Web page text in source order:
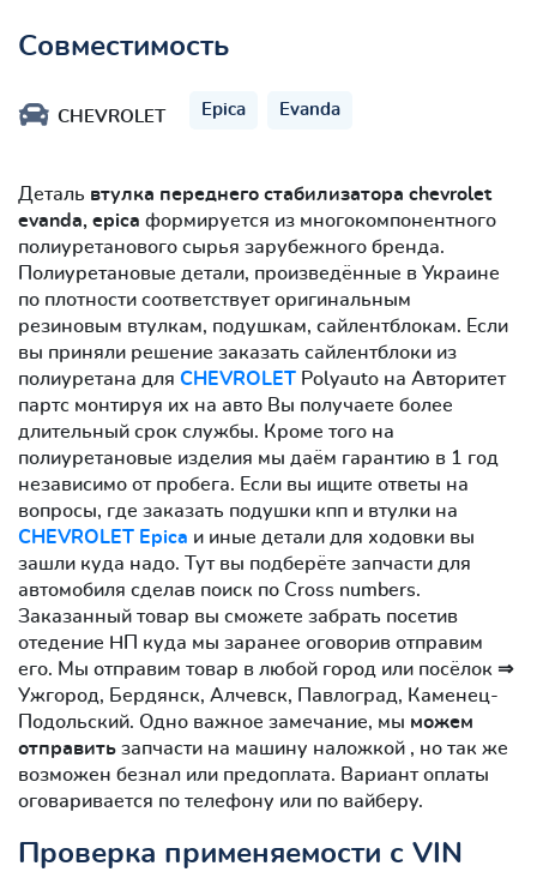
Совместимость
CHEVROLET Epica Evanda
Деталь втулка переднего стабилизатора chevrolet
evanda, epica формируется из многокомпонентного
полиуретанового сырья зарубежного бренда.
Полиуретановые детали, произведённые в Украине
по плотности соответствует оригинальным
резиновым втулкам, подушкам, сайлентблокам. Если
вы приняли решение заказать сайлентблоки из
полиуретана для CHEVROLET Polyauto на Авторитет
партс монтируя их на авто Вы получаете более
длительный срок службы. Кроме того на
полиуретановые изделия мы даём гарантию в 1 год
независимо от пробега. Если вы ищите ответы на
вопросы, где заказать подушки кпп и втулки на
CHEVROLET Epica и иные детали для ходовки вы
зашли куда надо. Тут вы подберёте запчасти для
автомобиля сделав поиск по Cross numbers.
Заказанный товар вы сможете забрать посетив
отедение НП куда мы заранее оговорив отправим
его. Мы отправим товар в любой город или посёлок ⇒
Ужгород, Бердянск, Алчевск, Павлоград, Каменец-
Подольский. Одно важное замечание, мы можем
отправить запчасти на машину наложкой , но так же
возможен безнал или предоплата. Вариант оплаты
оговаривается по телефону или по вайберу.
Проверка применяемости с VIN